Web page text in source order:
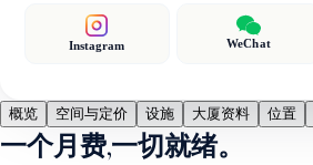
Instagram WeChat
概览 空间与定价 设施 大厦资料 位置
一个月费,一切就绪。